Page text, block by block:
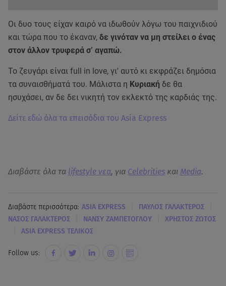
Οι δυο τους είχαν καιρό να ιδωθούν λόγω του παιχνιδιού
και τώρα που το έκαναν, δε γινόταν να μη στείλει ο ένας
στον άλλον τρυφερά σ’ αγαπώ.
Το ζευγάρι είναι full in love, γι' αυτό κι εκφράζει δημόσια
τα συναισθήματά του. Μάλιστα η Κυριακή δε θα
ησυχάσει, αν δε δει νικητή τον εκλεκτό της καρδιάς της.
Δείτε εδώ όλα τα επεισόδια του Asia Express
Διαβάστε όλα τα lifestyle νεα, για Celebrities και Media.
Διαβάστε περισσότερα: ASIA EXPRESS ΠΑΥΛΟΣ ΓΑΛΑΚΤΕΡΟΣ
ΝΑΣΟΣ ΓΑΛΑΚΤΕΡΟΣ ΝΑΝΣΥ ΖΑΜΠΕΤΟΓΛΟΥ ΧΡΗΣΤΟΣ ΖΩΤΟΣ
ASIA EXPRESS ΤΕΛΙΚΟΣ
Follow us: